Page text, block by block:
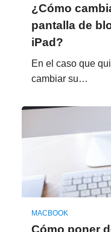
¿Cómo
pantalla de
iPad?
En el caso que
cambiar su…
MACBOOK